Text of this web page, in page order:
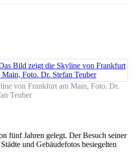
von Frankfurt am Main, Foto. Dr.
Teuber
fünf Jahren gelegt. Der Besuch seiner
und Gebäudefotos besiegelten